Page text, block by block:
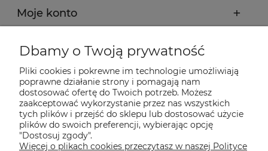
Moje konto
Płatności i dostawa
Informacje
O nas
Dbamy o Twoją prywatność
Pliki cookies i pokrewne im technologie umożliwiają
poprawne działanie strony i pomagają nam
dostosować ofertę do Twoich potrzeb. Możesz
zaakceptować wykorzystanie przez nas wszystkich
tych plików i przejść do sklepu lub dostosować użycie
plików do swoich preferencji, wybierając opcję
"Dostosuj zgody".
Więcej o plikach cookies przeczytasz w naszej Polityce